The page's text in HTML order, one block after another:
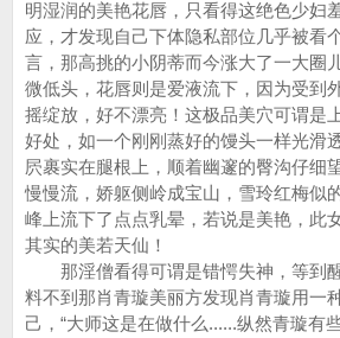
明湿润的美艳花唇，只看得这绝色少妇
应，才发现自己下体隐私部位几乎被看
言，那高挑的小阴蒂而今涨大了一大圈
微低头，花唇则是爱液流下，因为受到
摇绽放，好不漂亮！这极品美穴可谓是
好处，如一个刚刚蒸好的馒头一样光滑
屄裹实在腿根上，顺着幽邃的臀沟仔细
慢慢流，娇躯侧岭成宝山，雪玲红梅似
峰上流下了点点乳晕，若说是美艳，此
其实的美若天仙！
那淫僧看得可谓是错愕失神，等到
料不到那肖青璇美丽方发现肖青璇用一
己，“大师这是在做什么......纵然青璇有